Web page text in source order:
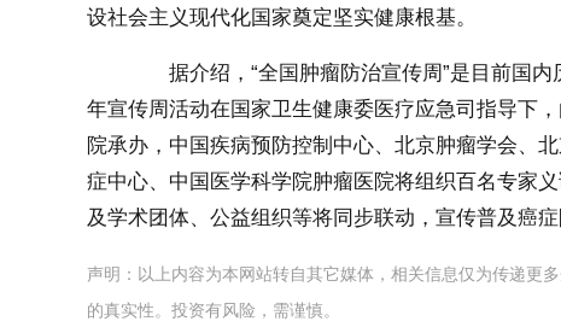
设社会主义现代化国家奠定坚实健康根基。
据介绍，“全国肿瘤防治宣传周”是目前国内
年宣传周活动在国家卫生健康委医疗应急司指导下
院承办，中国疾病预防控制中心、北京肿瘤学会、
症中心、中国医学科学院肿瘤医院将组织百名专家
及学术团体、公益组织等将同步联动，宣传普及癌
声明：以上内容为本网站转自其它媒体，相关信息仅为传递更
的真实性。投资有风险，需谨慎。